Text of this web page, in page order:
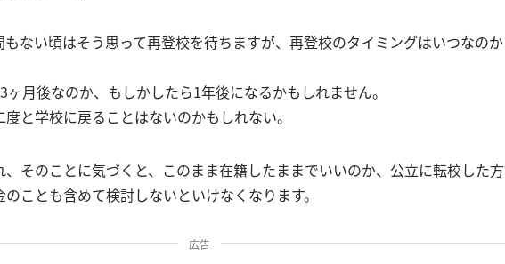
ない頃はそう思って再登校を待ちますが、再登校のタイミングはいつなのか
月後なのか、もしかしたら1年後になるかもしれません。
と学校に戻ることはないのかもしれない。
そのことに気づくと、このまま在籍したままでいいのか、公立に転校した方
ことも含めて検討しないといけなくなります。
広告